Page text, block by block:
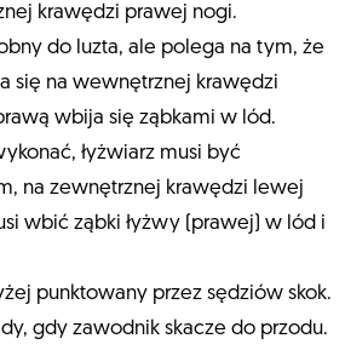
krawędzi prawej nogi.
do luzta, ale polega na tym, że
się na wewnętrznej krawędzi
wbija się ząbkami w lód.
łyżwiarz musi być
na zewnętrznej krawędzi lewej
wbić ząbki łyżwy (prawej) w lód i
punktowany przez sędziów skok.
gdy zawodnik skacze do przodu.